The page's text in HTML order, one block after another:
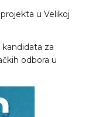
u Velikoj
kandidata za
odbora u